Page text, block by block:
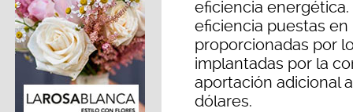
eficiencia
eficiencia puestas en
proporcionadas por
implantadas por la
aportación adicional
dólares.